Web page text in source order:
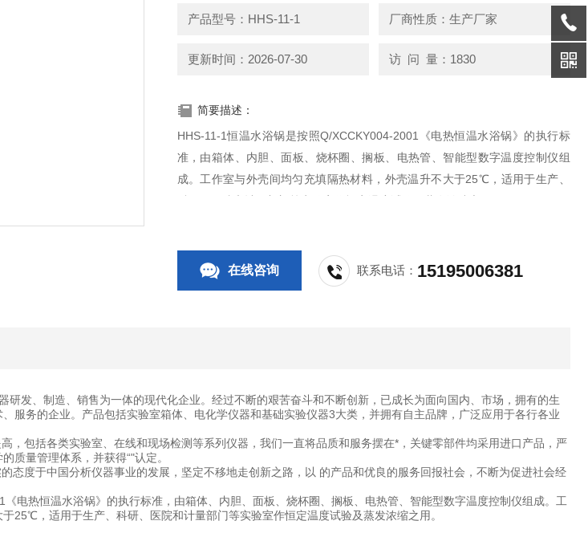
产品型号：HHS-11-1 厂商性质：生产厂家
更新时间：2026-07-30 访 问 量：1830
简要描述：
HHS-11-1恒温水浴锅是按照Q/XCCKY004-2001《电热恒温水浴锅》的执行标
准，由箱体、内胆、面板、烧杯圈、搁板、电热管、智能型数字温度控制仪组
成。工作室与外壳间均匀充填隔热材料，外壳温升不大于25℃，适用于生产、
科研、医院和计量部门等实验室作恒定温度试验及蒸发浓缩之用。
在线咨询 联系电话： 15195006381
研发、制造、销售为一体的现代化企业。经过不断的艰苦奋斗和不断创新，已成长为面向国内、市场，拥有的生
服务的企业。产品包括实验室箱体、电化学仪器和基础实验仪器3大类，并拥有自主品牌，广泛应用于各行各业
，包括各类实验室、在线和现场检测等系列仪器，我们一直将品质和服务摆在*，关键零部件均采用进口产品，严
质量管理体系，并获得“"认定。
态度于中国分析仪器事业的发展，坚定不移地走创新之路，以 的产品和优良的服务回报社会，不断为促进社会经
电热恒温水浴锅》的执行标准，由箱体、内胆、面板、烧杯圈、搁板、电热管、智能型数字温度控制仪组成。工
25℃，适用于生产、科研、医院和计量部门等实验室作恒定温度试验及蒸发浓缩之用。